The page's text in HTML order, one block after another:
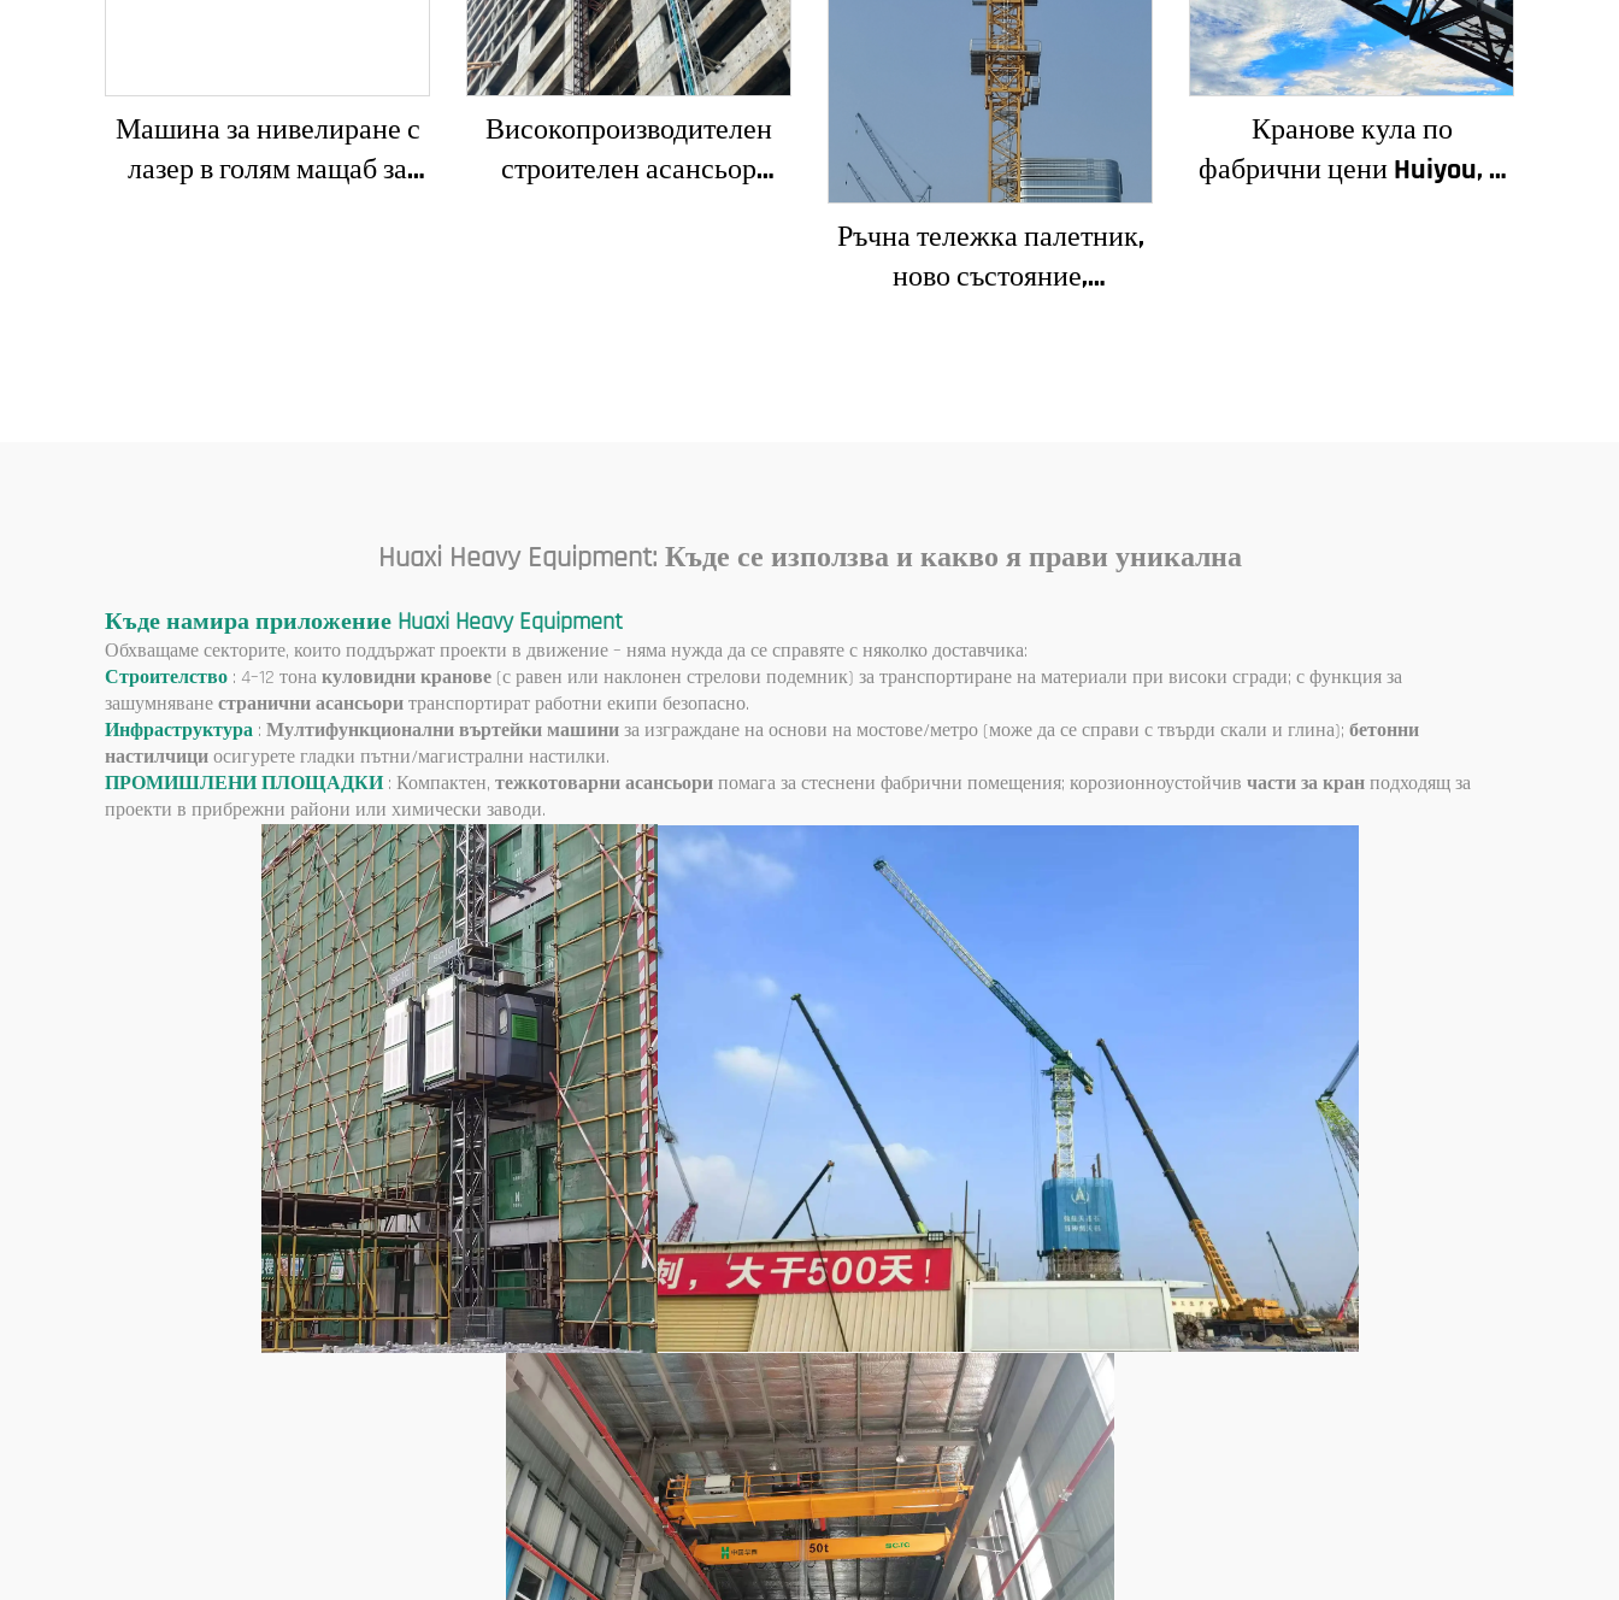
Машина за нивелиране с
лазер в голям мащаб за
Високопроизводителен
строителен асансьор
Ръчна тележка палетник,
ново състояние,
натоварване
Кранове кула по
фабрични цени Huiyou, 4
Huaxi Heavy Equipment: Къде се използва и какво я прави уникална
Къде намира приложение Huaxi Heavy Equipment
Обхващаме секторите, които поддържат проекти в движение – няма нужда да се справяте с няколко доставчика:
Строителство : 4–12 тонакуловидни кранове (с равен или наклонен стрелови подемник) за транспортиране на материали при високи сгради; с функция за
зашумняванестранични асансьоритранспортират работни екипи безопасно.
Инфраструктура : Мултифункционални въртейки машиниза изграждане на основи на мостове/метро (може да се справи с твърди скали и глина); бетонни
настилчициосигурете гладки пътни/магистрални настилки.
ПРОМИШЛЕНИ ПЛОЩАДКИ: Компактен, тежкотоварни асансьорипомага за стеснени фабрични помещения; корозионноустойчив части за кранподходящ за
проекти в прибрежни райони или химически заводи.